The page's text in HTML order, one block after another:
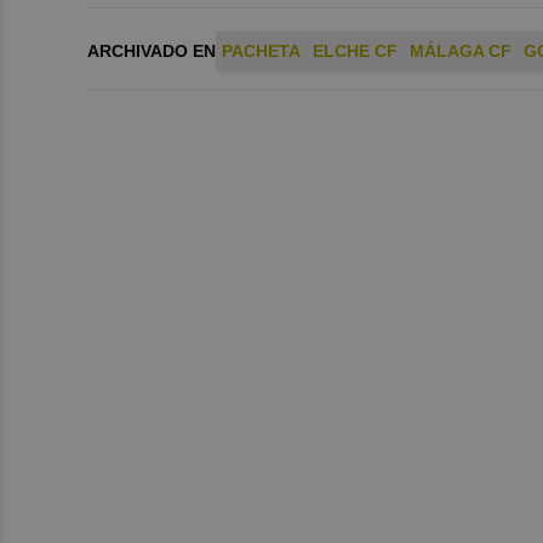
ARCHIVADO EN PACHETA ELCHE CF MÁLAGA CF